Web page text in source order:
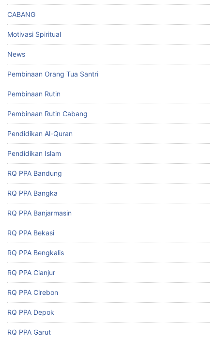
CABANG
Motivasi Spiritual
News
Pembinaan Orang Tua Santri
Pembinaan Rutin
Pembinaan Rutin Cabang
Pendidikan Al-Quran
Pendidikan Islam
RQ PPA Bandung
RQ PPA Bangka
RQ PPA Banjarmasin
RQ PPA Bekasi
RQ PPA Bengkalis
RQ PPA Cianjur
RQ PPA Cirebon
RQ PPA Depok
RQ PPA Garut